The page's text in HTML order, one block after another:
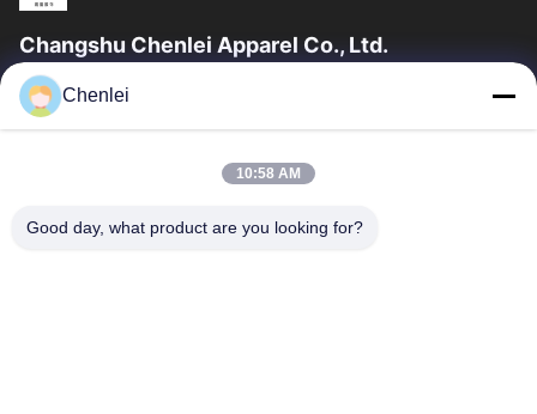
Changshu Chenlei Apparel Co., Ltd.
CHANGSHU CHENLEI APPAREL CO., LTD Nossa fábrica foi
estabelecida em 2011, localizada na cidade de Suzhou,
Casa
Produtos
Chenlei
10:58 AM
Good day, what product are you looking for?